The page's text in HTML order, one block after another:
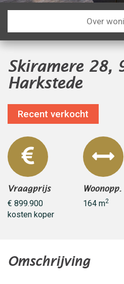
Over
Skiramere 28,
Harkstede
Recent verkocht
Vraagprijs
€ 899.900
kosten koper
Woonopp.
164 m2
Omschrijving